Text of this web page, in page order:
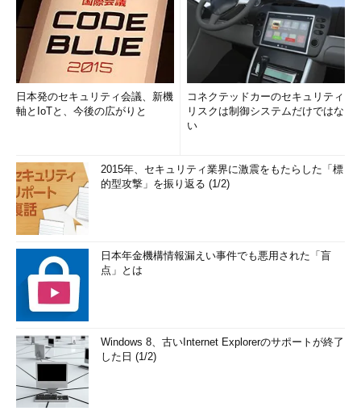
日本発のセキュリティ会議、新機
軸とIoTと、今後の広がりと
コネクテッドカーのセキュリティ
リスクは制御システムだけではな
い
2015年、セキュリティ業界に激震をもたらした「標
的型攻撃」を振り返る (1/2)
日本年金機構情報漏えい事件でも悪用された「盲
点」とは
Windows 8、古いInternet Explorerのサポートが終了
した日 (1/2)